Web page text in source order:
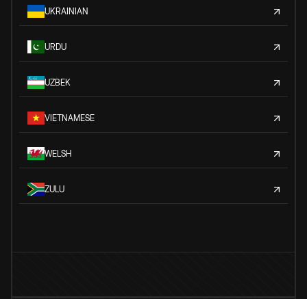
UKRAINIAN
URDU
UZBEK
VIETNAMESE
WELSH
ZULU